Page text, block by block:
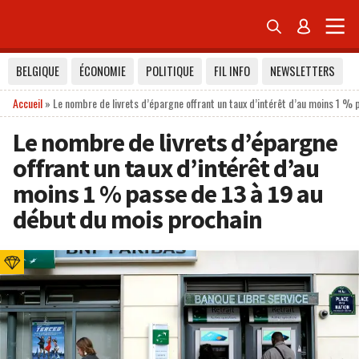
 
BELGIQUE ÉCONOMIE POLITIQUE FIL INFO
NEWSLETTERS
Accueil» Le nombre de livrets d’épargne offrant un taux d’intérêt d’au moins 1
Le nombre de livrets d’épargne
offrant un taux d’intérêt d’au
moins 1 % passe de 13 à 19 au
début du mois prochain